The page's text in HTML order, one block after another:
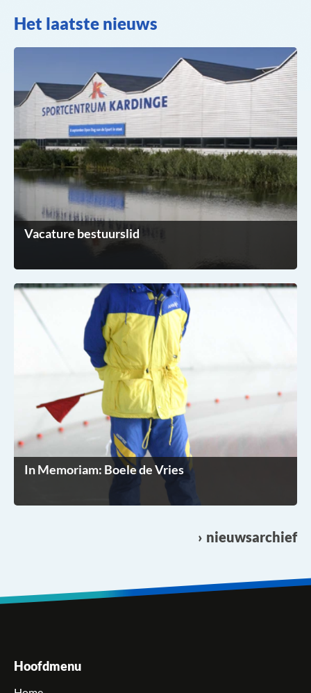
Het laatste nieuws
Vacature bestuurslid
In Memoriam: Boele de Vries
nieuwsarchief
Hoofdmenu